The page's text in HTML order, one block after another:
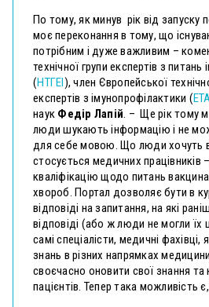
По тому, як минув рік від запуску
моє переконання в тому, що
потрібним і дуже важливим –
технічної групи експертів з
(НТГЕІ ),член Європейської
експертів з імунопрофілактики (
наук Федір Лапій. – Ще рік тому
люди шукають інформацію і не
для себе мовою. Що люди хочуть
стосується медичних працівників
кваліфікацію щодо питань
хвороб. Портал дозволяє бути в
відповіді на запитання, на які
відповіді (або ж люди не могли їх
самі спеціалісти, медичні
знань в різних напрямках
своєчасно оновити свої знання та
пацієнтів. Тепер така можливість